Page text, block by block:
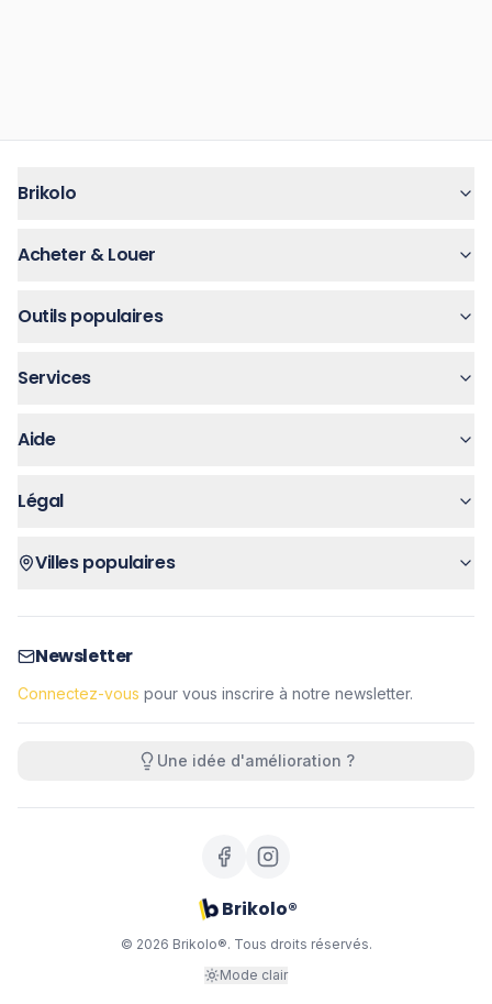
Brikolo
Acheter & Louer
Outils populaires
Services
Aide
Légal
Villes populaires
Newsletter
Connectez-vous pour vous inscrire à notre newsletter.
Une idée d'amélioration ?
Brikolo®
© 2026 Brikolo®. Tous droits réservés.
Mode clair